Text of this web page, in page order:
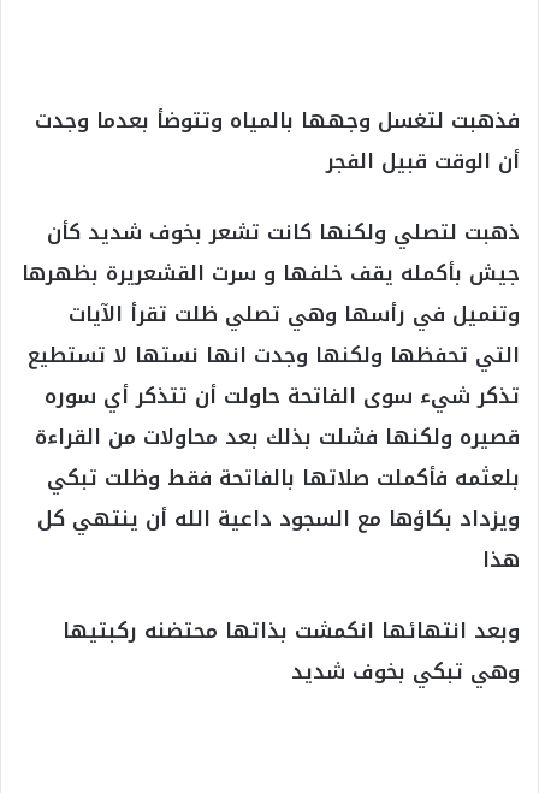
فذهبت لتغسل وجهها بالمياه وتتوضأ بعدما وجدت
أن الوقت قبيل الفجر
ذهبت لتصلي ولكنها كانت تشعر بخوف شديد كأن
جيش بأكمله يقف خلفها و سرت القشعريرة بظهرها
وتنميل في رأسها وهي تصلي ظلت تقرأ الآيات
التي تحفظها ولكنها وجدت انها نستها لا تستطيع
تذكر شيء سوى الفاتحة حاولت أن تتذكر أي سوره
قصيره ولكنها فشلت بذلك بعد محاولات من القراءة
بلعثمه فأكملت صلاتها بالفاتحة فقط وظلت تبكي
ويزداد بكاؤها مع السجود داعية الله أن ينتهي كل
هذا
وبعد انتهائها انكمشت بذاتها محتضنه ركبتيها
وهي تبكي بخوف شديد